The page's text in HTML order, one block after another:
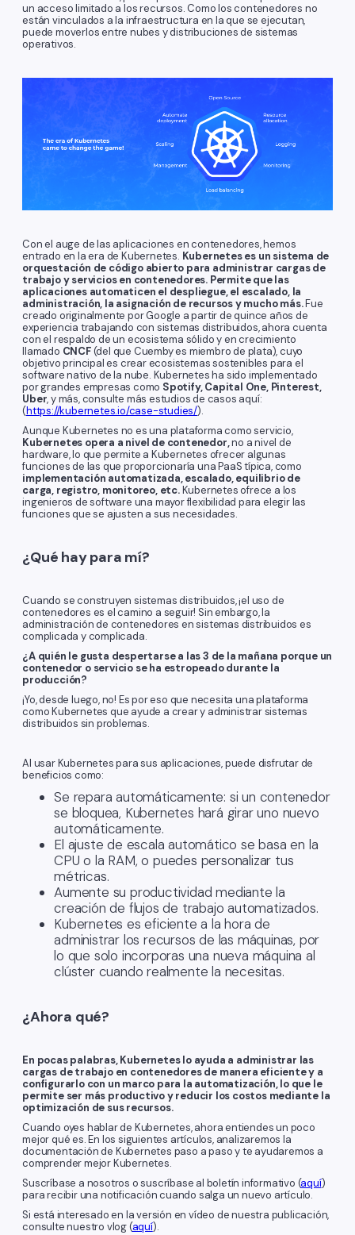
un acceso limitado a los recursos. Como los contenedores no
están vinculados a la infraestructura en la que se ejecutan,
puede moverlos entre nubes y distribuciones de sistemas
operativos.
Con el auge de las aplicaciones en contenedores, hemos
entrado en la era de Kubernetes. Kubernetes es un sistema de
orquestación de código abierto para administrar cargas de
trabajo y servicios en contenedores. Permite que las
aplicaciones automaticen el despliegue, el escalado, la
administración, la asignación de recursos y mucho más.Fue
creado originalmente por Google a partir de quince años de
experiencia trabajando con sistemas distribuidos, ahora cuenta
con el respaldo de un ecosistema sólido y en crecimiento
llamado CNCF(del que Cuemby es miembro de plata), cuyo
objetivo principal es crear ecosistemas sostenibles para el
software nativo de la nube. Kubernetes ha sido implementado
por grandes empresas como Spotify, Capital One, Pinterest,
Uber, y más, consulte más estudios de casos aquí:
(https://kubernetes.io/case-studies/).
Aunque Kubernetes no es una plataforma como servicio,
Kubernetes opera a nivel de contenedor,no a nivel de
hardware, lo que permite a Kubernetes ofrecer algunas
funciones de las que proporcionaría una PaaS típica, como
implementación automatizada, escalado, equilibrio de
carga, registro, monitoreo, etc.Kubernetes ofrece a los
ingenieros de software una mayor flexibilidad para elegir las
funciones que se ajusten a sus necesidades.
¿Qué hay para mí?
Cuando se construyen sistemas distribuidos, ¡el uso de
contenedores es el camino a seguir! Sin embargo, la
administración de contenedores en sistemas distribuidos es
complicada y complicada.
¿A quién le gusta despertarse a las 3 de la mañana porque un
contenedor o servicio se ha estropeado durante la
producción?
¡Yo, desde luego, no! Es por eso que necesita una plataforma
como Kubernetes que ayude a crear y administrar sistemas
distribuidos sin problemas.
Al usar Kubernetes para sus aplicaciones, puede disfrutar de
beneficios como:
Se repara automáticamente: si un contenedor
se bloquea, Kubernetes hará girar uno nuevo
automáticamente.
El ajuste de escala automático se basa en la
CPU o la RAM, o puedes personalizar tus
métricas.
Aumente su productividad mediante la
creación de flujos de trabajo automatizados.
Kubernetes es eficiente a la hora de
administrar los recursos de las máquinas, por
lo que solo incorporas una nueva máquina al
clúster cuando realmente la necesitas.
¿Ahora qué?
En pocas palabras, Kubernetes lo ayuda a administrar las
cargas de trabajo en contenedores de manera eficiente y a
configurarlo con un marco para la automatización, lo que le
permite ser más productivo y reducir los costos mediante la
optimización de sus recursos.
Cuando oyes hablar de Kubernetes, ahora entiendes un poco
mejor qué es. En los siguientes artículos, analizaremos la
documentación de Kubernetes paso a paso y te ayudaremos a
comprender mejor Kubernetes.
Suscríbase a nosotros o suscríbase al boletín informativo (aquí)
para recibir una notificación cuando salga un nuevo artículo.
Si está interesado en la versión en vídeo de nuestra publicación,
consulte nuestro vlog (aquí).